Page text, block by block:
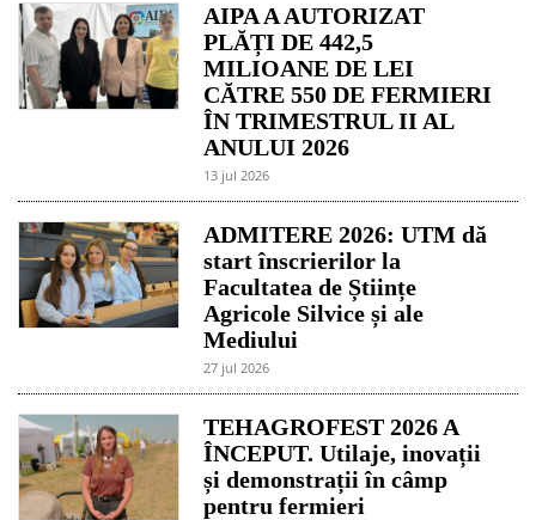
AIPA A AUTORIZAT
PLĂȚI DE 442,5
MILIOANE DE LEI
CĂTRE 550 DE FERMIERI
ÎN TRIMESTRUL II AL
ANULUI 2026
13 jul 2026
ADMITERE 2026: UTM dă
start înscrierilor la
Facultatea de Științe
Agricole Silvice și ale
Mediului
27 jul 2026
TEHAGROFEST 2026 A
ÎNCEPUT. Utilaje, inovații
și demonstrații în câmp
pentru fermieri